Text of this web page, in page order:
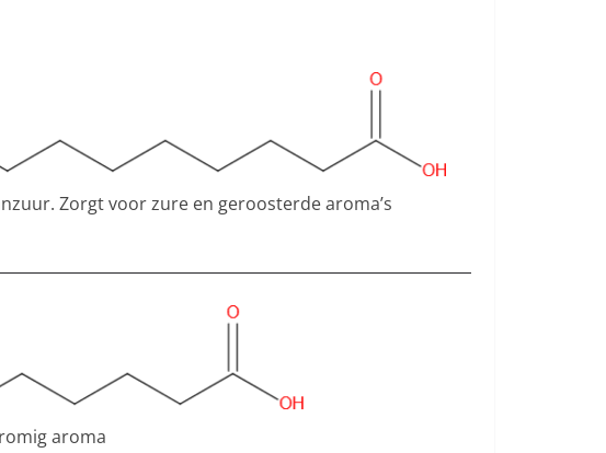
Zorgt voor zure en geroosterde aroma’s
aroma